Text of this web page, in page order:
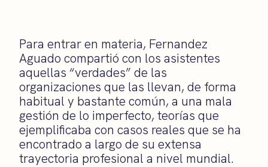
Para entrar en materia, Fernandez
Aguado compartió con los asistentes
aquellas “verdades” de las
organizaciones que las llevan, de forma
habitual y bastante común, a una mala
gestión de lo imperfecto, teorías que
ejemplificaba con casos reales que se ha
encontrado a largo de su extensa
trayectoria profesional a nivel mundial.